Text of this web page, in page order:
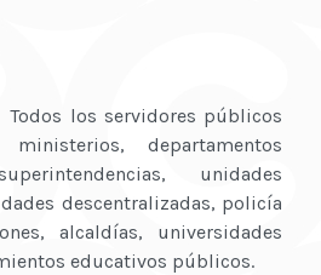
servidores públicos
departamentos
unidades
descentralizadas, policía
alcaldías, universidades
educativos públicos.